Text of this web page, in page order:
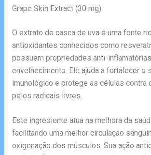
Grape Skin Extract (30 mg)
O extrato de casca de uva é uma fonte
antioxidantes conhecidos como
possuem propriedades anti-
envelhecimento. Ele ajuda a fortalecer o
imunológico e protege as células contra
pelos radicais livres.
Este ingrediente atua na melhora da
facilitando uma melhor circulação
oxigenação dos músculos. Sua ação